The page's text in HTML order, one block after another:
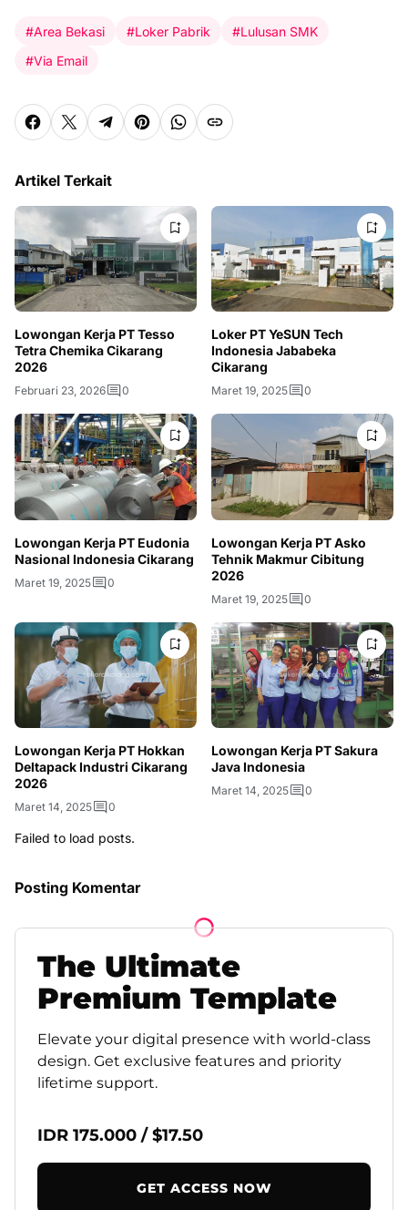
#Area Bekasi #Loker Pabrik
#Lulusan SMK
#Via Email
Artikel Terkait
Lowongan Kerja PT Tesso
Tetra Chemika Cikarang
2026
Februari 23, 2026 0
Loker PT YeSUN Tech
Indonesia Jababeka
Cikarang
Maret 19, 2025 0
Lowongan Kerja PT Eudonia
Nasional Indonesia Cikarang
Maret 19, 2025 0
Lowongan Kerja PT Asko
Tehnik Makmur Cibitung
2026
Maret 19, 2025 0
Lowongan Kerja PT Hokkan
Deltapack Industri Cikarang
2026
Maret 14, 2025 0
Lowongan Kerja PT Sakura
Java Indonesia
Maret 14, 2025 0
Failed to load posts.
Posting Komentar
The Ultimate
Premium Template
Elevate your digital presence with world-class
design. Get exclusive features and priority
lifetime support.
IDR 175.000 / $17.50
GET ACCESS NOW